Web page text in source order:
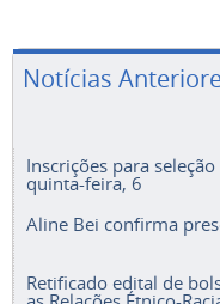
Notícias
Inscrições para
quinta-feira, 6
Aline Bei confirma
Retificado edital de